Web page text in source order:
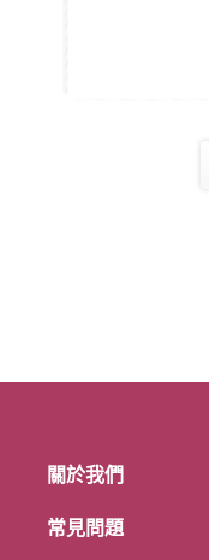
關於我們
常見問題